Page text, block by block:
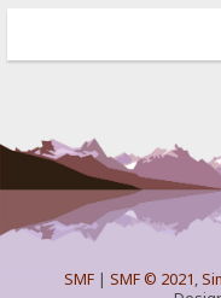
SMF| SMF © 2021,